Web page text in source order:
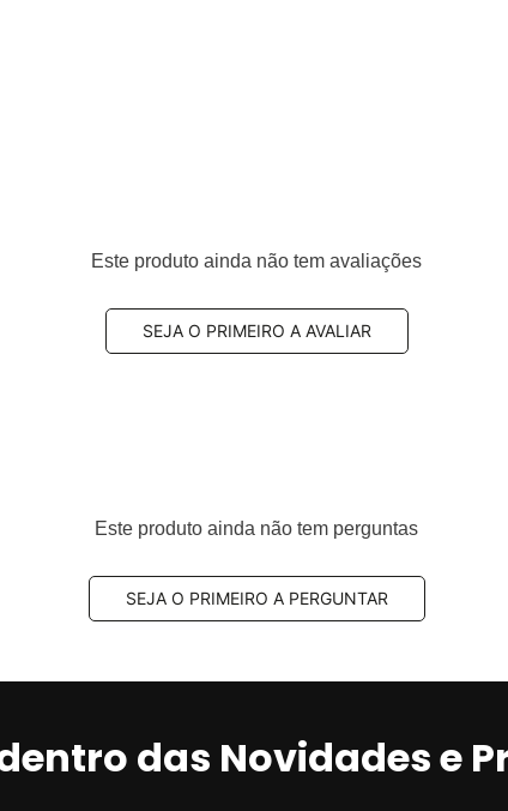
Este produto ainda não tem avaliações
SEJA O PRIMEIRO A AVALIAR
Este produto ainda não tem perguntas
SEJA O PRIMEIRO A PERGUNTAR
das Novidades e